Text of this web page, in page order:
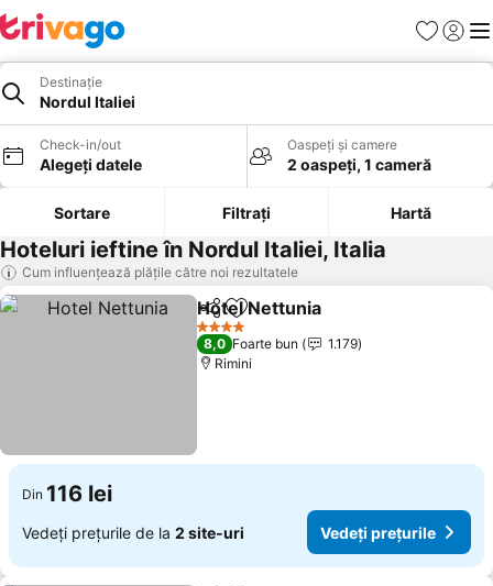
Favorite
Destinație
Nordul Italiei
Check-in/out
Alegeți datele
Oaspeți și camere
2 oaspeți, 1 cameră
Sortare Filtrați Hartă
Hoteluri ieftine în Nordul Italiei, Italia
Cum influențează plățile către noi rezultatele
DistribuițiAdăugaţi la favorite
Hotel Nettunia
4 Stele
8,0 Foarte bun
1.179
Rimini
Din 116 lei
Vedeți prețurile de la 2 site-uri Vedeți prețurile